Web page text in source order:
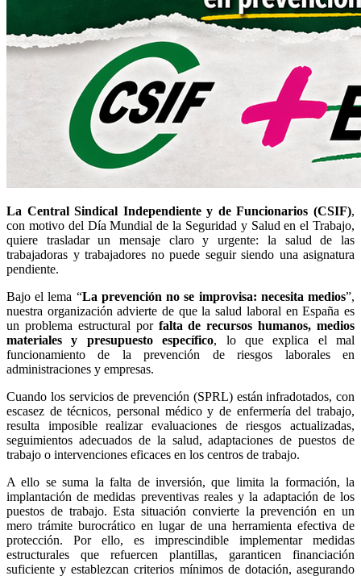
La Central Sindical Independiente y de Funcionarios (CSIF),
con motivo del Día Mundial de la Seguridad y Salud en el Trabajo,
quiere trasladar un mensaje claro y urgente: la salud de las
trabajadoras y trabajadores no puede seguir siendo una asignatura
pendiente.
Bajo el lema “La prevención no se improvisa: necesita medios”,
nuestra organización advierte de que la salud laboral en España es
un problema estructural por falta de recursos humanos, medios
materiales y presupuesto específico, lo que explica el mal
funcionamiento de la prevención de riesgos laborales en
administraciones y empresas.
Cuando los servicios de prevención (SPRL) están infradotados, con
escasez de técnicos, personal médico y de enfermería del trabajo,
resulta imposible realizar evaluaciones de riesgos actualizadas,
seguimientos adecuados de la salud, adaptaciones de puestos de
trabajo o intervenciones eficaces en los centros de trabajo.
A ello se suma la falta de inversión, que limita la formación, la
implantación de medidas preventivas reales y la adaptación de los
puestos de trabajo. Esta situación convierte la prevención en un
mero trámite burocrático en lugar de una herramienta efectiva de
protección. Por ello, es imprescindible implementar medidas
estructurales que refuercen plantillas, garanticen financiación
suficiente y establezcan criterios mínimos de dotación, asegurando